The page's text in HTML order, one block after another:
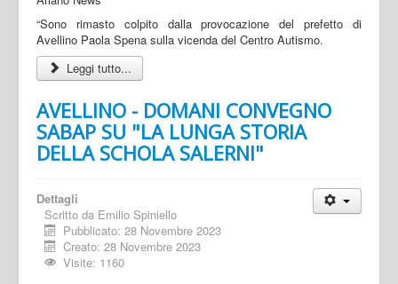
“Sono rimasto colpito dalla provocazione del prefetto di
Avellino Paola Spena sulla vicenda del Centro Autismo.
Leggi tutto...
AVELLINO - DOMANI CONVEGNO
SABAP SU "LA LUNGA STORIA
DELLA SCHOLA SALERNI"
Dettagli
Scritto da Emilio Spiniello
Pubblicato: 28 Novembre 2023
Creato: 28 Novembre 2023
Visite: 1160